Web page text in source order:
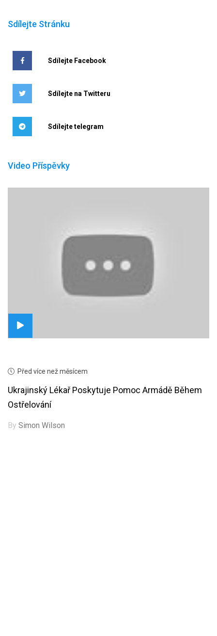
Sdílejte Stránku
Sdílejte Facebook
Sdílejte na Twitteru
Sdílejte telegram
Video Příspěvky
Před více než měsícem
Ukrajinský Lékař Poskytuje Pomoc Armádě Během
Ostřelování
BySimon Wilson